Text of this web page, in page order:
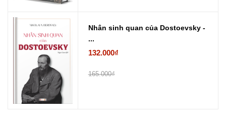
Nhân sinh quan của Dostoevsky -
...
132.000₫
165.000₫